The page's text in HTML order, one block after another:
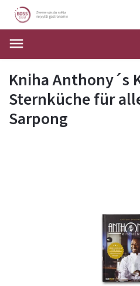
Kniha Anthony´s
Sternküche für
Sarpong